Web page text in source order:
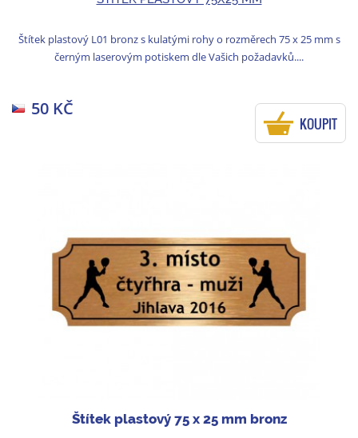
Štítek plastový L01 bronz s kulatými rohy o rozměrech 75 x 25 mm s
černým laserovým potiskem dle Vašich požadavků....
50 KČ
KOUPIT
Štítek plastový 75 x 25 mm bronz